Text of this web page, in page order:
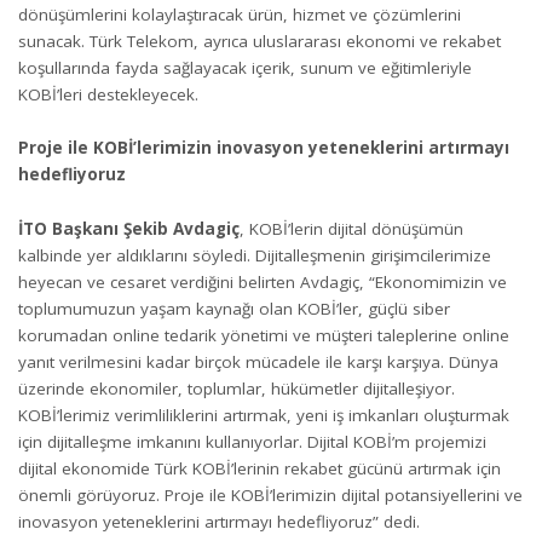
dönüşümlerini kolaylaştıracak ürün, hizmet ve çözümlerini
sunacak. Türk Telekom, ayrıca uluslararası ekonomi ve rekabet
koşullarında fayda sağlayacak içerik, sunum ve eğitimleriyle
KOBİ’leri destekleyecek.
Proje ile KOBİ’lerimizin inovasyon yeteneklerini artırmayı
hedefliyoruz
İTO Başkanı Şekib Avdagiç, KOBİ’lerin dijital dönüşümün
kalbinde yer aldıklarını söyledi. Dijitalleşmenin girişimcilerimize
heyecan ve cesaret verdiğini belirten Avdagiç, “Ekonomimizin ve
toplumumuzun yaşam kaynağı olan KOBİ’ler, güçlü siber
korumadan online tedarik yönetimi ve müşteri taleplerine online
yanıt verilmesini kadar birçok mücadele ile karşı karşıya. Dünya
üzerinde ekonomiler, toplumlar, hükümetler dijitalleşiyor.
KOBİ’lerimiz verimliliklerini artırmak, yeni iş imkanları oluşturmak
için dijitalleşme imkanını kullanıyorlar. Dijital KOBİ’m projemizi
dijital ekonomide Türk KOBİ’lerinin rekabet gücünü artırmak için
önemli görüyoruz. Proje ile KOBİ’lerimizin dijital potansiyellerini ve
inovasyon yeteneklerini artırmayı hedefliyoruz” dedi.